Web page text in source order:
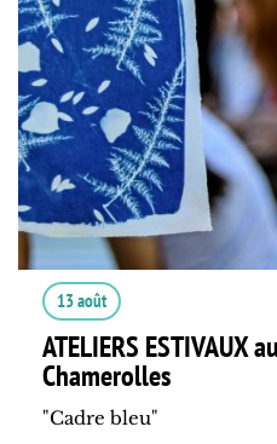
13 août
ATELIERS ESTIVAUX
Chamerolles
"Cadre bleu"